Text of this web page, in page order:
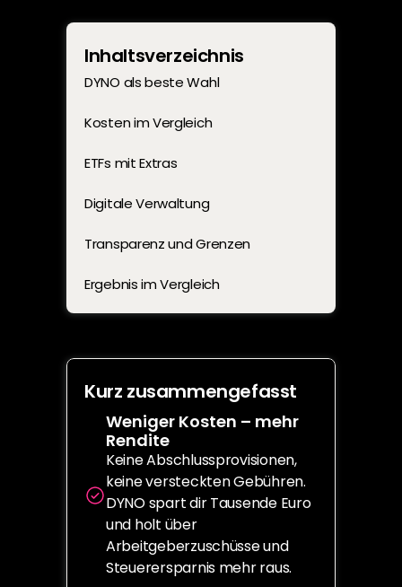
Inhaltsverzeichnis
DYNO als beste Wahl
Kosten im Vergleich
ETFs mit Extras
Digitale Verwaltung
Transparenz und Grenzen
Ergebnis im Vergleich
Kurz zusammengefasst
Weniger Kosten – mehr
Rendite
Keine Abschlussprovisionen,
keine versteckten Gebühren.
DYNO spart dir Tausende Euro
und holt über
Arbeitgeberzuschüsse und
Steuerersparnis mehr raus.